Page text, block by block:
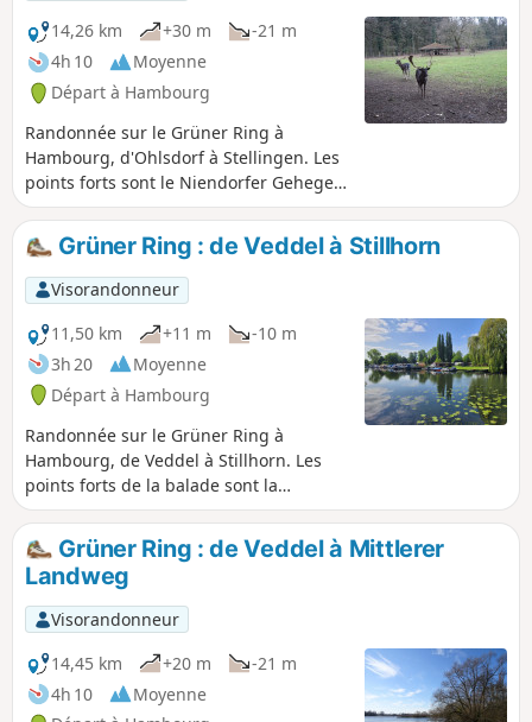
14,26 km
+30 m
-21 m
4h 10
Moyenne
Départ à Hambourg
Randonnée sur le Grüner Ring à
Hambourg, d'Ohlsdorf à Stellingen. Les
points forts sont le Niendorfer Gehege
avec ses daims et les tronçons le long
de l'Alster et de la Kollau.
Grüner Ring : de Veddel à Stillhorn
Visorandonneur
11,50 km
+11 m
-10 m
3h 20
Moyenne
Départ à Hambourg
Randonnée sur le Grüner Ring à
Hambourg, de Veddel à Stillhorn. Les
points forts de la balade sont la
Wilhelmsburger Dove Elbe, le moulin à
vent Johanna et la Norderelbe.
Grüner Ring : de Veddel à Mittlerer
Landweg
Visorandonneur
14,45 km
+20 m
-21 m
4h 10
Moyenne